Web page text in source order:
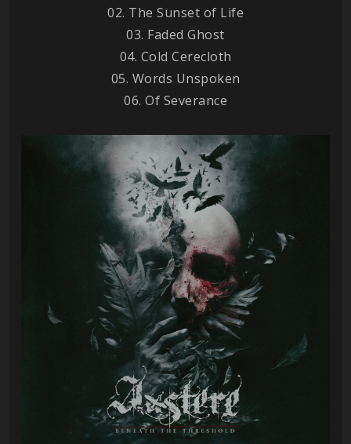
02. The Sunset of Life
03. Faded Ghost
04. Cold Cerecloth
05. Words Unspoken
06. Of Severance